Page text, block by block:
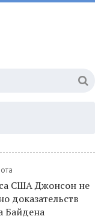
США Джонсон не
доказательств
Байдена